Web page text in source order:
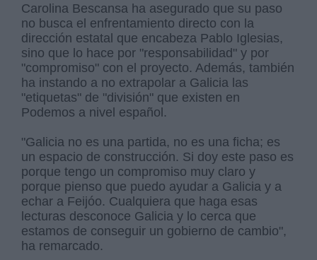
Carolina Bescansa ha asegurado que su paso
no busca el enfrentamiento directo con la
dirección estatal que encabeza Pablo Iglesias,
sino que lo hace por "responsabilidad" y por
"compromiso" con el proyecto. Además, también
ha instando a no extrapolar a Galicia las
"etiquetas" de "división" que existen en
Podemos a nivel español.
"Galicia no es una partida, no es una ficha; es
un espacio de construcción. Si doy este paso es
porque tengo un compromiso muy claro y
porque pienso que puedo ayudar a Galicia y a
echar a Feijóo. Cualquiera que haga esas
lecturas desconoce Galicia y lo cerca que
estamos de conseguir un gobierno de cambio",
ha remarcado.